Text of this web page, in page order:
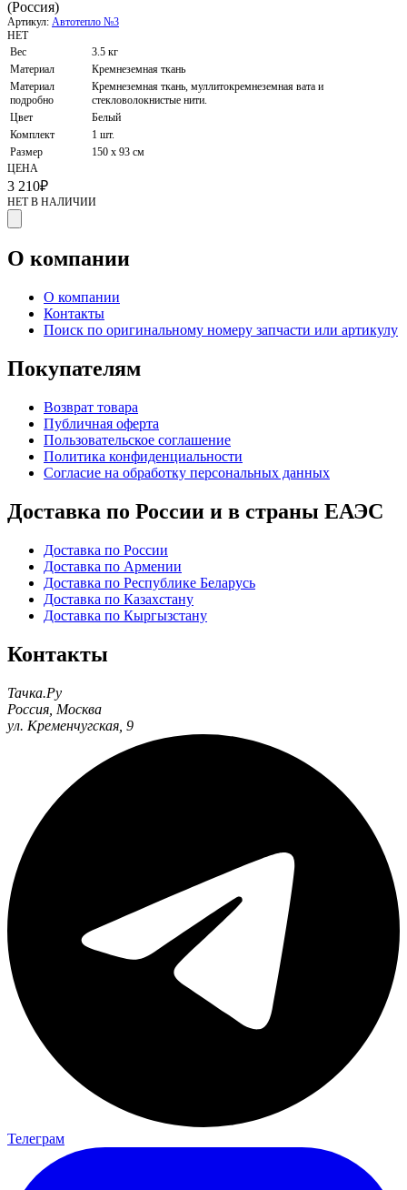
(Россия)
Артикул: Автотепло №3
НЕТ
Вес
3.5 кг
Материал
Кремнеземная ткань
Материал
подробно
Кремнеземная ткань, муллитокремнеземная вата и
стекловолокнистые нити.
Цвет
Белый
Комплект
1 шт.
Размер
150 х 93 см
ЦЕНА
3 210₽
НЕТ В НАЛИЧИИ
О компании
О компании
Контакты
Поиск по оригинальному номеру запчасти или артикулу
Покупателям
Возврат товара
Публичная оферта
Пользовательское соглашение
Политика конфиденциальности
Согласие на обработку персональных данных
Доставка по России и в страны ЕАЭС
Доставка по России
Доставка по Армении
Доставка по Республике Беларусь
Доставка по Казахстану
Доставка по Кыргызстану
Контакты
Тачка.Ру
Россия Москва
ул. Кременчугская, 9
Телеграм